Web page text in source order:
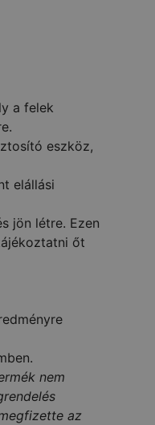
a felek
eszköz,
elállási
jön létre. Ezen
őt
nem
az